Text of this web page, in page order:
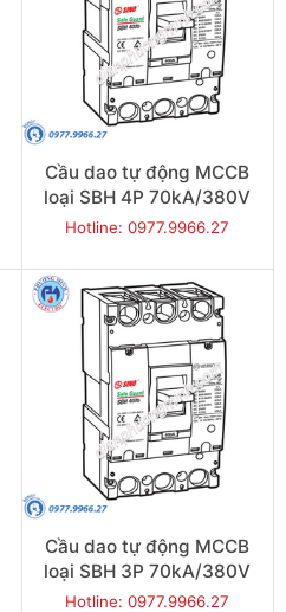
Cầu dao tự động MCCB
loại SBH 4P 70kA/380V
250A - Model
Hotline: 0977.9966.27
Cầu dao tự động MCCB
loại SBH 3P 70kA/380V
350A - Model
Hotline: 0977.9966.27